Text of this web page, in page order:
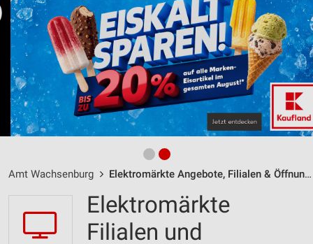
Amt Wachsenburg Elektromärkte Angebote, Filialen & Öffnungszeiten
Elektromärkte
Filialen und